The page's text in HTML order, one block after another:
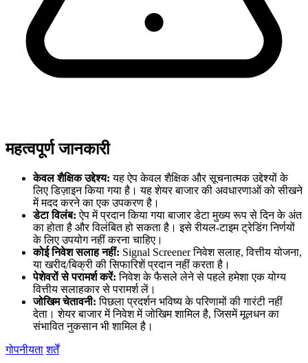
महत्वपूर्ण जानकारी
केवल शैक्षिक उद्देश्य: यह ऐप केवल शैक्षिक और सूचनात्मक उद्देश्यों के
लिए डिज़ाइन किया गया है। यह शेयर बाजार की अवधारणाओं को सीखने
में मदद करने का एक उपकरण है।
डेटा विलंब: ऐप में प्रदान किया गया बाजार डेटा मुख्य रूप से दिन के अंत
का होता है और विलंबित हो सकता है। इसे रीयल-टाइम ट्रेडिंग निर्णयों
के लिए उपयोग नहीं करना चाहिए।
कोई निवेश सलाह नहीं: Signal Screener निवेश सलाह, वित्तीय योजना,
या खरीद/बिक्री की सिफारिशें प्रदान नहीं करता है।
पेशेवरों से परामर्श करें: निवेश के फैसले लेने से पहले हमेशा एक योग्य
वित्तीय सलाहकार से परामर्श लें।
जोखिम चेतावनी: पिछला प्रदर्शन भविष्य के परिणामों की गारंटी नहीं
देता। शेयर बाजार में निवेश में जोखिम शामिल है, जिसमें मूलधन का
संभावित नुकसान भी शामिल है।
गोपनीयता शर्तें